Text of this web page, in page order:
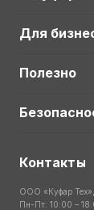
Для
Полезно
Контакты
ООО «Куфар
Пн-Пт: 10:00 –